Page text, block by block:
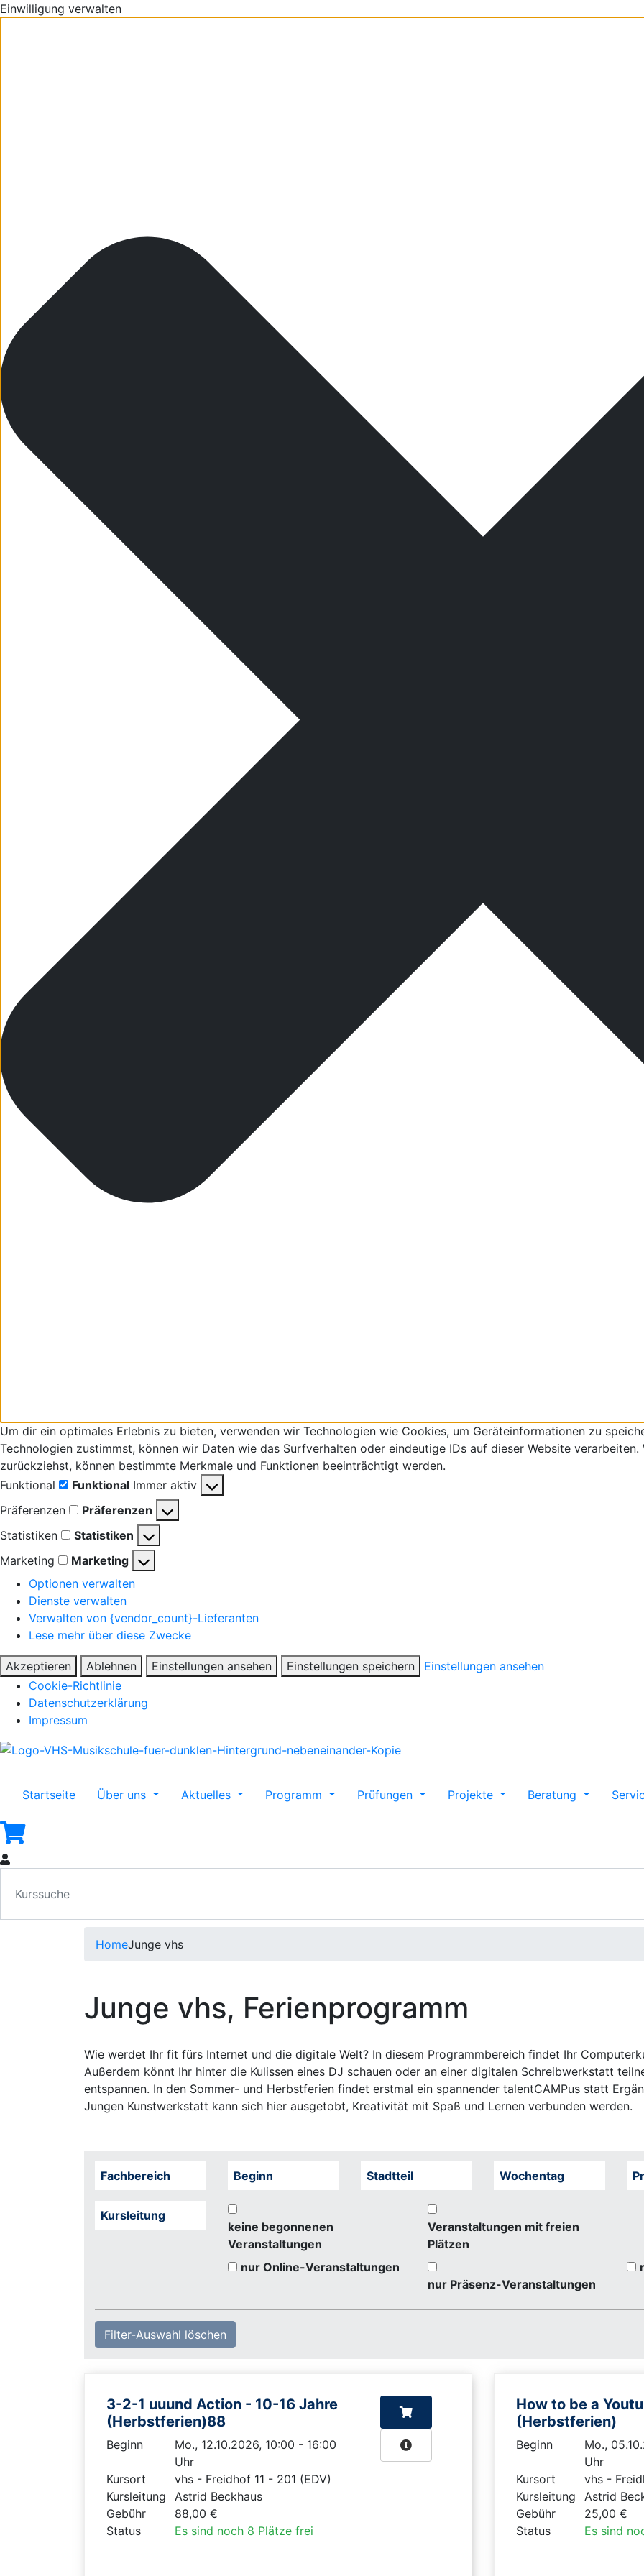
Einwilligung verwalten
Um dir ein optimales Erlebnis zu bieten, verwenden wir Technologien wie Cookies, um Geräteinformationen zu
Technologien zustimmst, können wir Daten wie das Surfverhalten oder eindeutige IDs auf dieser Website
zurückziehst, können bestimmte Merkmale und Funktionen beeinträchtigt werden.
Funktional
Funktional Immer aktiv
Präferenzen
Präferenzen
Statistiken
Statistiken
Marketing
Marketing
Optionen verwalten
Dienste verwalten
Verwalten von {vendor_count}-Lieferanten
Lese mehr über diese Zwecke
Akzeptieren Ablehnen Einstellungen ansehen Einstellungen speichern
Einstellungen ansehen
Cookie-Richtlinie
Datenschutzerklärung
Impressum
Startseite Über uns Aktuelles Programm Prüfungen Projekte Beratung
HomeJunge vhs
Junge vhs, Ferienprogramm
Wie werdet Ihr fit fürs Internet und die digitale Welt? In diesem Programmbereich findet Ihr
Außerdem könnt Ihr hinter die Kulissen eines DJ schauen oder an einer digitalen Schreibwerkstatt
entspannen. In den Sommer- und Herbstferien findet erstmal ein spannender talentCAMPus statt
Jungen Kunstwerkstatt kann sich hier ausgetobt, Kreativität mit Spaß und Lernen verbunden werden.
Fachbereich Beginn Stadtteil Wochentag
Kursleitung
keine begonnenen
Veranstaltungen
Veranstaltungen mit freien
Plätzen
nur Online-Veranstaltungen
nur Präsenz-Veranstaltungen
Filter-Auswahl löschen
3-2-1 uuund Action - 10-16 Jahre
(Herbstferien)88
Beginn
Mo., 12.10.2026, 10:00 - 16:00
Uhr
Kursort
vhs - Freidhof 11 - 201 (EDV)
Kursleitung
Astrid Beckhaus
Gebühr
88,00 €
Status
Es sind noch 8 Plätze frei
How to be a
(Herbstferien)
Beginn
Mo.,
Uhr
Kursort
vhs -
Kursleitung
Astrid
Gebühr
25,00 €
Status
Es sind